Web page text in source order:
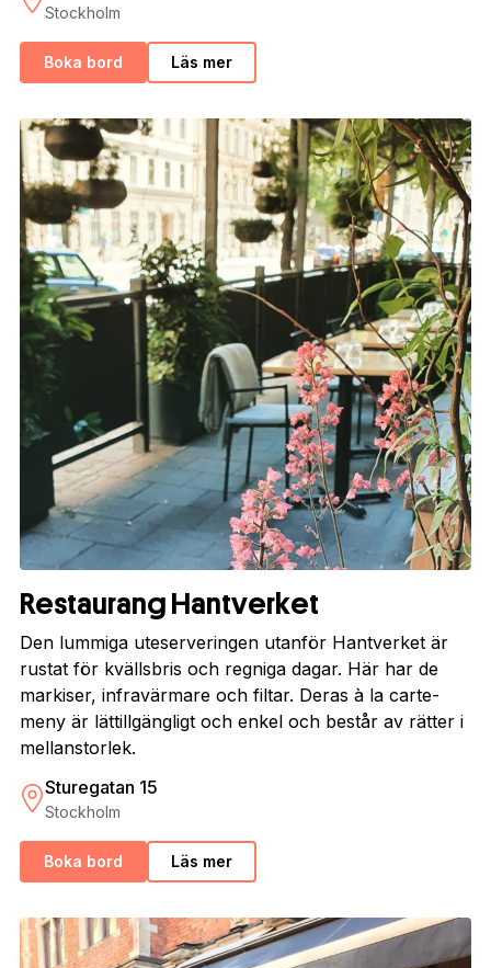
Stockholm
Boka bord Läs mer
Restaurang Hantverket
Den lummiga uteserveringen utanför Hantverket är
rustat för kvällsbris och regniga dagar. Här har de
markiser, infravärmare och filtar. Deras à la carte-
meny är lättillgängligt och enkel och består av rätter i
mellanstorlek.
Sturegatan 15
Stockholm
Boka bord Läs mer